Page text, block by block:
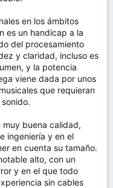
en los ámbitos
es un handicap a la
del procesamiento
y claridad, incluso es
y la potencia
viene dada por unos
que requieran
muy buena calidad,
ingeniería y en el
en cuenta su tamaño.
alto, con un
y en el que todo
sin cables